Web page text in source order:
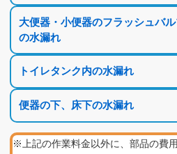
大便器・小便器のフラッシュバ
の水漏れ
トイレタンク内の水漏れ
便器の下、床下の水漏れ
※上記の作業料金以外に、部品の費